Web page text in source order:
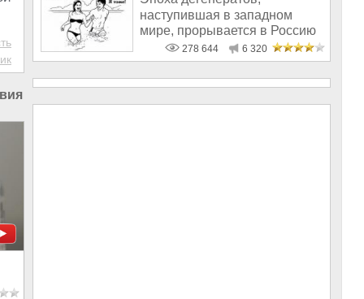
во Франции
наступившая в западном
мире, прорывается в Россию
278 644 6 320